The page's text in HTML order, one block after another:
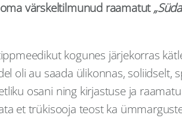
värskeltilmunud raamatut
kogunes järjekorras
oli au saada ülikonnas, soliidselt,
osani ning kirjastuse ja
et trükisooja teost ka